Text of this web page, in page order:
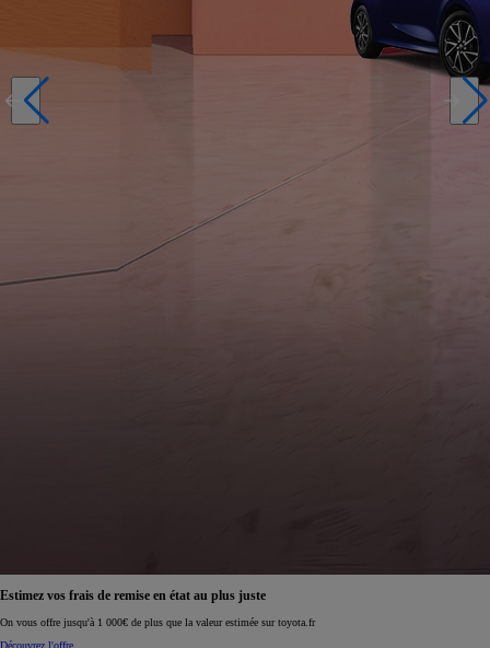
Réservez en ligne votre occasion pour 1€ seulement
Réservez en ligne